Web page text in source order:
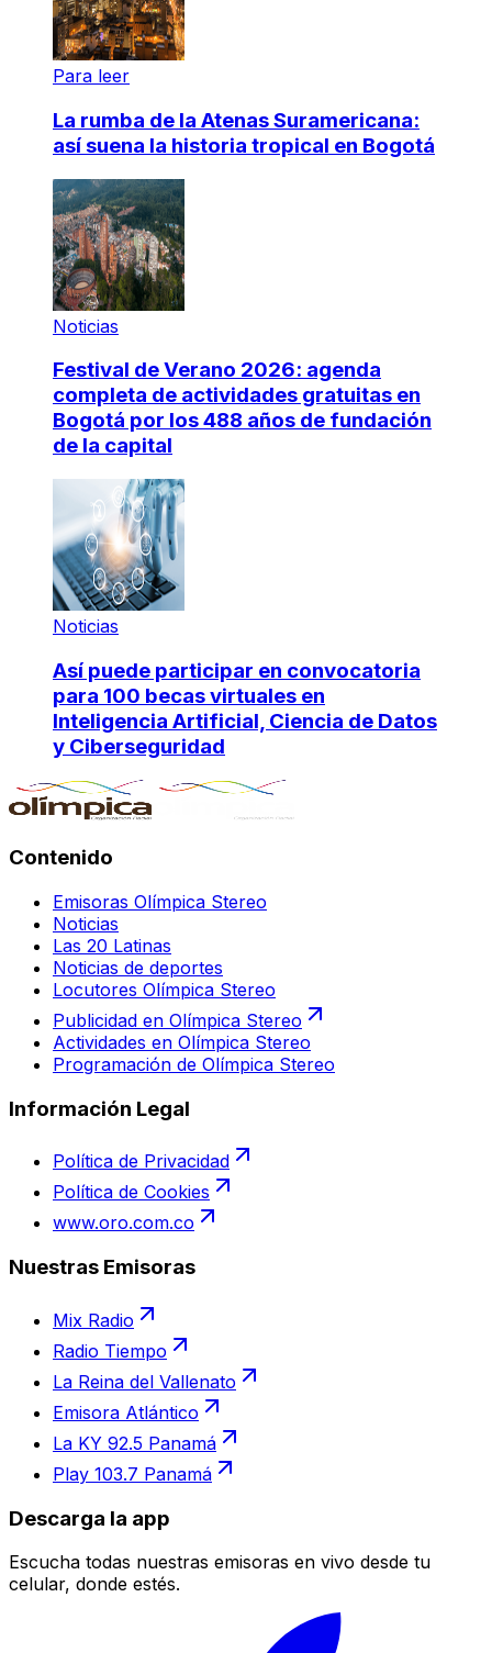
Para leer
La rumba de la Atenas Suramericana:
así suena la historia tropical en Bogotá
Noticias
Festival de Verano 2026: agenda
completa de actividades gratuitas en
Bogotá por los 488 años de fundación
de la capital
Noticias
Así puede participar en convocatoria
para 100 becas virtuales en
Inteligencia Artificial, Ciencia de Datos
y Ciberseguridad
Contenido
Emisoras Olímpica Stereo
Noticias
Las 20 Latinas
Noticias de deportes
Locutores Olímpica Stereo
Publicidad en Olímpica Stereo
Actividades en Olímpica Stereo
Programación de Olímpica Stereo
Información Legal
Política de Privacidad
Política de Cookies
www.oro.com.co
Nuestras Emisoras
Mix Radio
Radio Tiempo
La Reina del Vallenato
Emisora Atlántico
La KY 92.5 Panamá
Play 103.7 Panamá
Descarga la app
Escucha todas nuestras emisoras en vivo desde tu
celular, donde estés.